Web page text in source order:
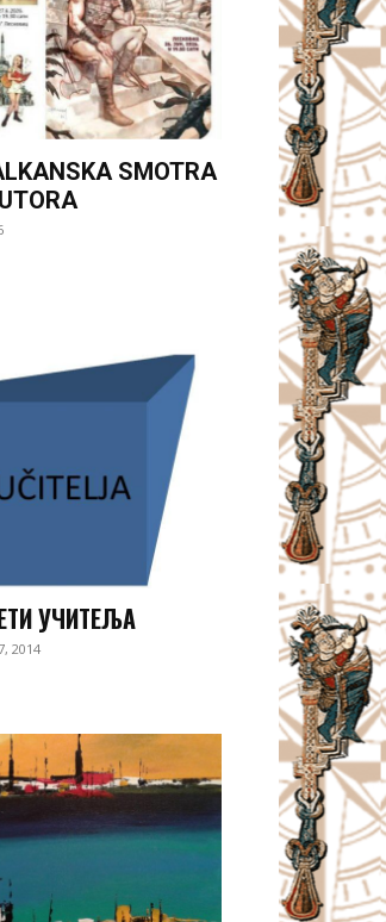
SMOTRA
УЧИТЕЉА
2014